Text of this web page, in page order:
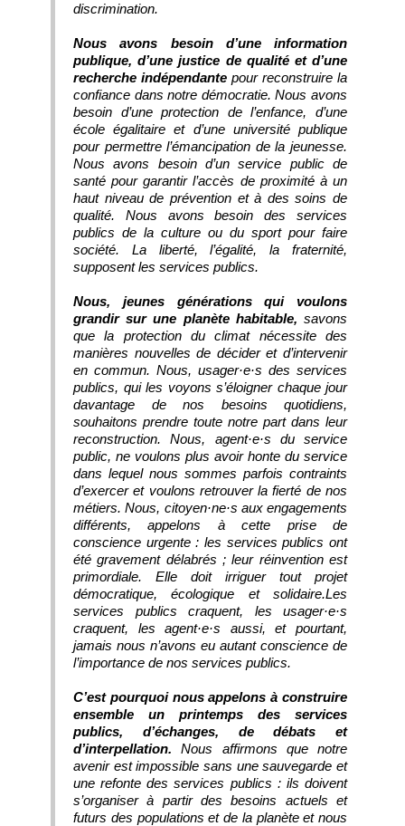
discrimination.
Nous avons besoin d’une information
publique, d’une justice de qualité et d’une
recherche indépendante pour reconstruire la
confiance dans notre démocratie. Nous avons
besoin d’une protection de l’enfance, d’une
école égalitaire et d’une université publique
pour permettre l’émancipation de la jeunesse.
Nous avons besoin d’un service public de
santé pour garantir l’accès de proximité à un
haut niveau de prévention et à des soins de
qualité. Nous avons besoin des services
publics de la culture ou du sport pour faire
société. La liberté, l’égalité, la fraternité,
supposent les services publics.
Nous, jeunes générations qui voulons
grandir sur une planète habitable, savons
que la protection du climat nécessite des
manières nouvelles de décider et d’intervenir
en commun. Nous, usager·e·s des services
publics, qui les voyons s’éloigner chaque jour
davantage de nos besoins quotidiens,
souhaitons prendre toute notre part dans leur
reconstruction. Nous, agent·e·s du service
public, ne voulons plus avoir honte du service
dans lequel nous sommes parfois contraints
d’exercer et voulons retrouver la fierté de nos
métiers. Nous, citoyen·ne·s aux engagements
différents, appelons à cette prise de
conscience urgente : les services publics ont
été gravement délabrés ; leur réinvention est
primordiale. Elle doit irriguer tout projet
démocratique, écologique et solidaire.Les
services publics craquent, les usager·e·s
craquent, les agent·e·s aussi, et pourtant,
jamais nous n’avons eu autant conscience de
l’importance de nos services publics.
C’est pourquoi nous appelons à construire
ensemble un printemps des services
publics, d’échanges, de débats et
d’interpellation. Nous affirmons que notre
avenir est impossible sans une sauvegarde et
une refonte des services publics : ils doivent
s’organiser à partir des besoins actuels et
futurs des populations et de la planète et nous